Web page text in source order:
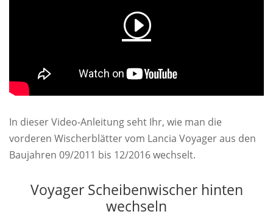
In dieser Video-Anleitung seht Ihr, wie man die
vorderen Wischerblätter vom Lancia Voyager aus den
Baujahren 09/2011 bis 12/2016 wechselt.
Voyager Scheibenwischer hinten
wechseln